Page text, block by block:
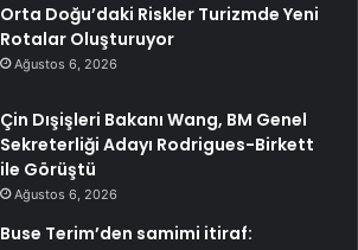
Orta Doğu’daki Riskler Turizmde Yeni
Rotalar Oluşturuyor
Ağustos 6, 2026
Çin Dışişleri Bakanı Wang, BM Genel
Sekreterliği Adayı Rodrigues-Birkett
ile Görüştü
Ağustos 6, 2026
Buse Terim’den samimi itiraf: